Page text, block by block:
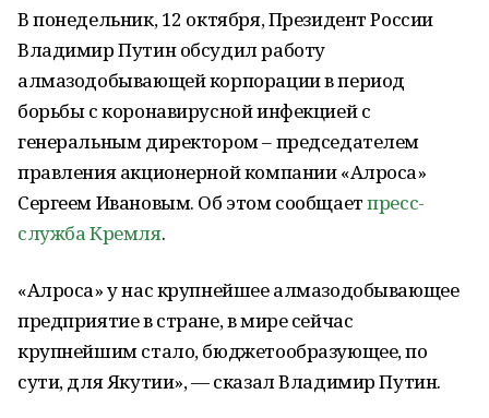
В понедельник, 12 октября, Президент России
Владимир Путин обсудил работу
алмазодобывающей корпорации в период
борьбы с коронавирусной инфекцией с
генеральным директором – председателем
правления акционерной компании «Алроса»
Сергеем Ивановым. Об этом сообщаетпресс-
служба Кремля.
«Алроса» у нас крупнейшее алмазодобывающее
предприятие в стране, в мире сейчас
крупнейшим стало, бюджетообразующее, по
сути, для Якутии», — сказал Владимир Путин.